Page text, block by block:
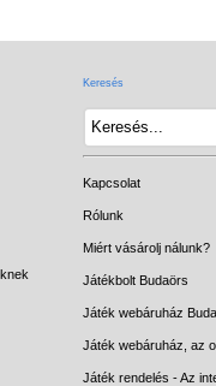
Keresés
Kapcsolat
Rólunk
Miért vásárolj nálunk?
Játékbolt Budaörs
Játék webáruház
Játék webáruház, az
Játék rendelés - Az